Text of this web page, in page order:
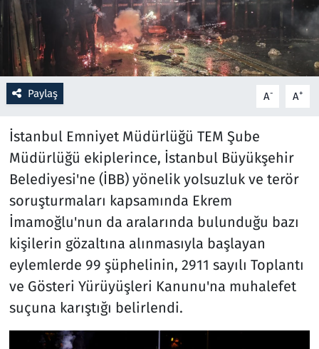
Paylaş A- A+
İstanbul Emniyet Müdürlüğü TEM Şube
Müdürlüğü ekiplerince, İstanbul Büyükşehir
Belediyesi'ne (İBB) yönelik yolsuzluk ve terör
soruşturmaları kapsamında Ekrem
İmamoğlu'nun da aralarında bulunduğu bazı
kişilerin gözaltına alınmasıyla başlayan
eylemlerde 99 şüphelinin, 2911 sayılı Toplantı
ve Gösteri Yürüyüşleri Kanunu'na muhalefet
suçuna karıştığı belirlendi.
Sağlık
Savunma Sanayi
Seçim 2023
Spor
Teknoloji ve Bilim
Televizyon